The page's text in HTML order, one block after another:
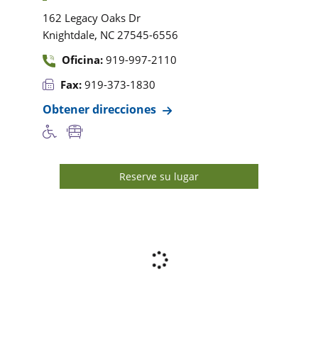
162 Legacy Oaks Dr
Knightdale, NC 27545-6556
Oficina: 919-997-2110
Fax: 919-373-1830
Obtener direcciones
Reserve su lugar